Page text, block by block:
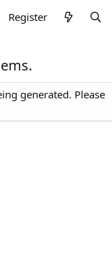
Register
generated. Please